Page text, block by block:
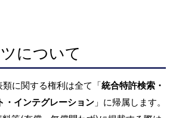
について
に関する権利は全て「統合特許検索・
・インテグレーション 」に帰属します。